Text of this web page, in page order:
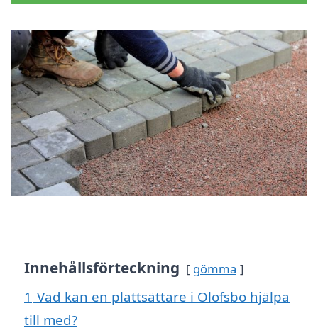
Innehållsförteckning gömma
1 Vad kan en plattsättare i Olofsbo hjälpa
till med?